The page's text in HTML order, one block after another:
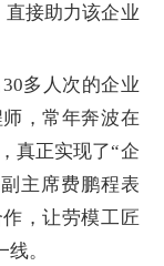
接助力该企业
多人次的企业
，常年奔波在
真正实现了“企
主席费鹏程表
，让劳模工匠
。